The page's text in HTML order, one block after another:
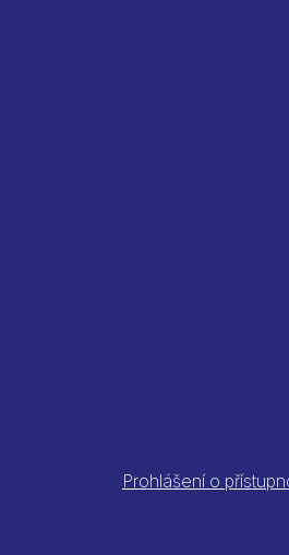
Prohlášení o